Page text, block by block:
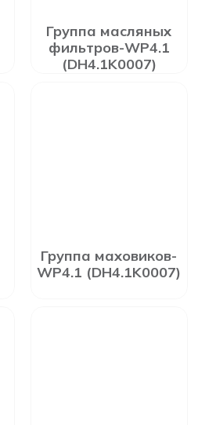
Группа масляных
фильтров-WP4.1
(DH4.1K0007)
Группа маховиков-
WP4.1 (DH4.1K0007)